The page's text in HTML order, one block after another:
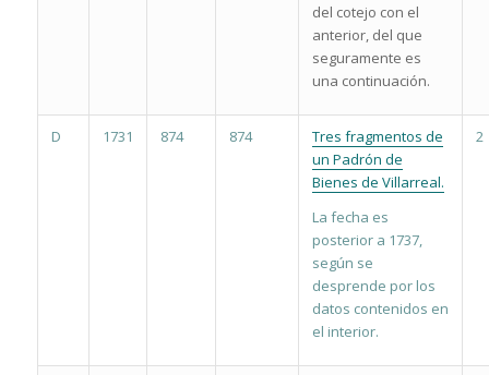
del cotejo con el
anterior, del que
seguramente es
una continuación.
D 1731 874 874
Tres fragmentos de
un Padrón de
Bienes de Villarreal.
La fecha es
posterior a 1737,
según se
desprende por los
datos contenidos en
el interior.
2